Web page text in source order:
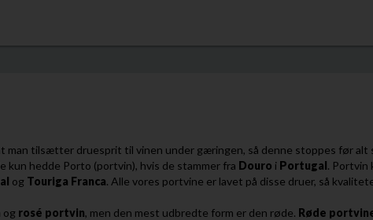
man tilsætter druesprit til vinen under gæringen, så denne stoppes før
kun hedde Porto (portvin), hvis de stammer fra Douro i Portugal. Portvin
og Touriga Franca. Alle vores portvine er lavet på disse druer, så
og rosé portvin, men den mest udbredte form er den røde. Røde